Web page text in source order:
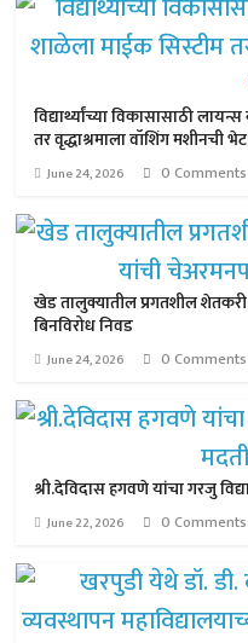
विद्यार्थ्यांच्या विकासासाठी
तर वृद्धाश्रमाला वॉशिंग मशीनची
June 24, 2026 0 Comments
खेड तालुक्यातील प्रगतशील
बिनविरोध निवड
June 24, 2026 0 Comments
श्री.देविदास हगवणे यांचा गरजु
June 22, 2026 0 Comments